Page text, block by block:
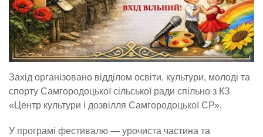
Захід організовано відділом освіти, культури, молоді та
спорту Самгородоцької сільської ради спільно з КЗ
«Центр культури і дозвілля Самгородоцької СР».
У програмі фестивалю — урочиста частина та